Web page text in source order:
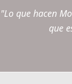
"Lo que hacen
que